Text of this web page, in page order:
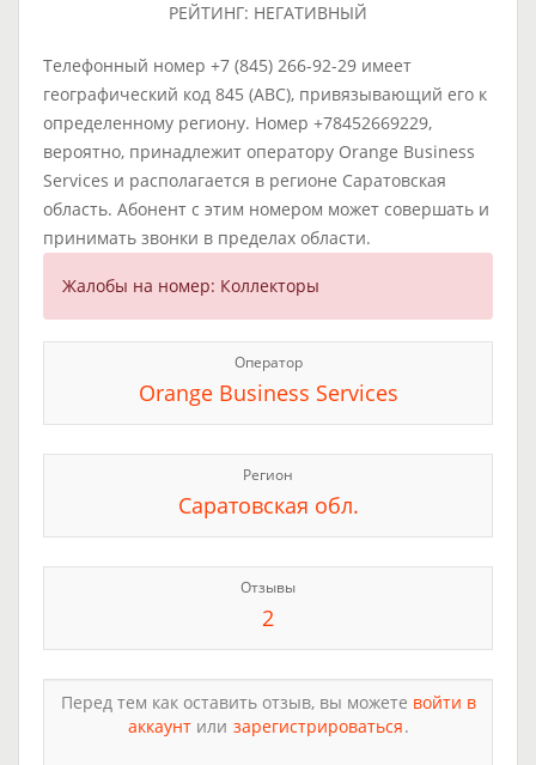
РЕЙТИНГ: НЕГАТИВНЫЙ
Телефонный номер +7 (845) 266-92-29 имеет
географический код 845 (ABC), привязывающий его к
определенному региону. Номер +78452669229,
вероятно, принадлежит оператору Orange Business
Services и располагается в регионе Саратовская
область. Абонент с этим номером может совершать и
принимать звонки в пределах области.
Жалобы на номер: Коллекторы
Оператор
Orange Business Services
Регион
Саратовская обл.
Отзывы
2
Перед тем как оставить отзыв, вы можете войти в
аккаунтили зарегистрироваться.